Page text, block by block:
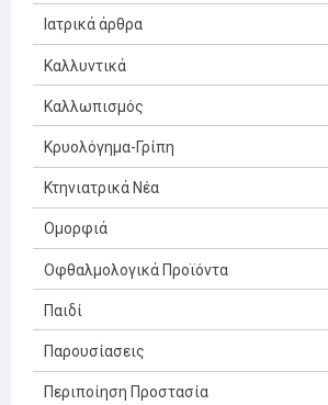
Ιατρικά άρθρα
Καλλυντικά
Καλλωπισμός
Κρυολόγημα-Γρίπη
Κτηνιατρικά Νέα
Ομορφιά
Οφθαλμολογικά Προϊόντα
Παιδί
Παρουσίασεις
Περιποίηση Προστασία